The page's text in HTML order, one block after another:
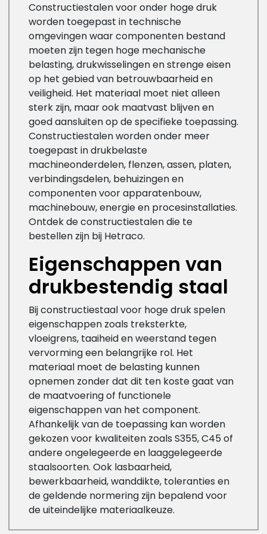
Constructiestalen voor onder hoge druk
worden toegepast in technische
omgevingen waar componenten bestand
moeten zijn tegen hoge mechanische
belasting, drukwisselingen en strenge eisen
op het gebied van betrouwbaarheid en
veiligheid. Het materiaal moet niet alleen
sterk zijn, maar ook maatvast blijven en
goed aansluiten op de specifieke toepassing.
Constructiestalen worden onder meer
toegepast in drukbelaste
machineonderdelen, flenzen, assen, platen,
verbindingsdelen, behuizingen en
componenten voor apparatenbouw,
machinebouw, energie en procesinstallaties.
Ontdek de constructiestalen die te
bestellen zijn bij Hetraco.
Eigenschappen van
drukbestendig staal
Bij constructiestaal voor hoge druk spelen
eigenschappen zoals treksterkte,
vloeigrens, taaiheid en weerstand tegen
vervorming een belangrijke rol. Het
materiaal moet de belasting kunnen
opnemen zonder dat dit ten koste gaat van
de maatvoering of functionele
eigenschappen van het component.
Afhankelijk van de toepassing kan worden
gekozen voor kwaliteiten zoals S355, C45 of
andere ongelegeerde en laaggelegeerde
staalsoorten. Ook lasbaarheid,
bewerkbaarheid, wanddikte, toleranties en
de geldende normering zijn bepalend voor
de uiteindelijke materiaalkeuze.